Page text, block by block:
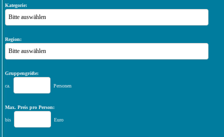
Kategorie:
Bitte auswählen
Region:
Bitte auswählen
Gruppengröße:
ca. Personen
Max. Preis pro Person:
bis Euro